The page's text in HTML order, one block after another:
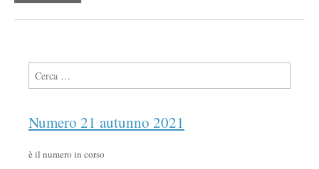
Ricerca per:
Numero 21 autunno 2021
è il numero in corso